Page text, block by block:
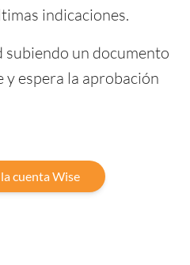
indicaciones.
un documento
espera la aprobación
cuenta Wise